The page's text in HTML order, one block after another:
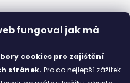
fungoval jak má
cookies pro zajištění
stránek. Pro co nejlepší zážitek